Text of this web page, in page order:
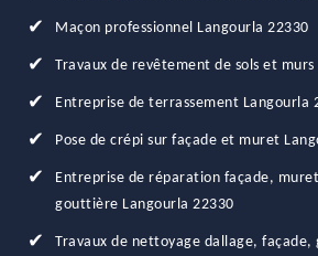
Maçon professionnel Langourla 22330
Travaux de revêtement de sols et
Entreprise de terrassement Langourla
Pose de crépi sur façade et muret
Entreprise de réparation façade,
gouttière Langourla 22330
Travaux de nettoyage dallage,